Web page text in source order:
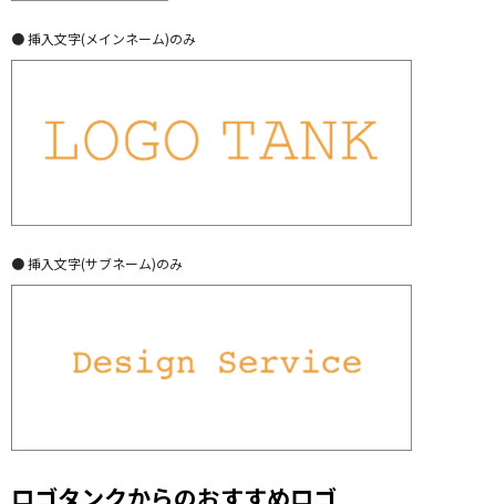
● 挿入文字(メインネーム)のみ
● 挿入文字(サブネーム)のみ
ロゴタンクからのおすすめロゴ